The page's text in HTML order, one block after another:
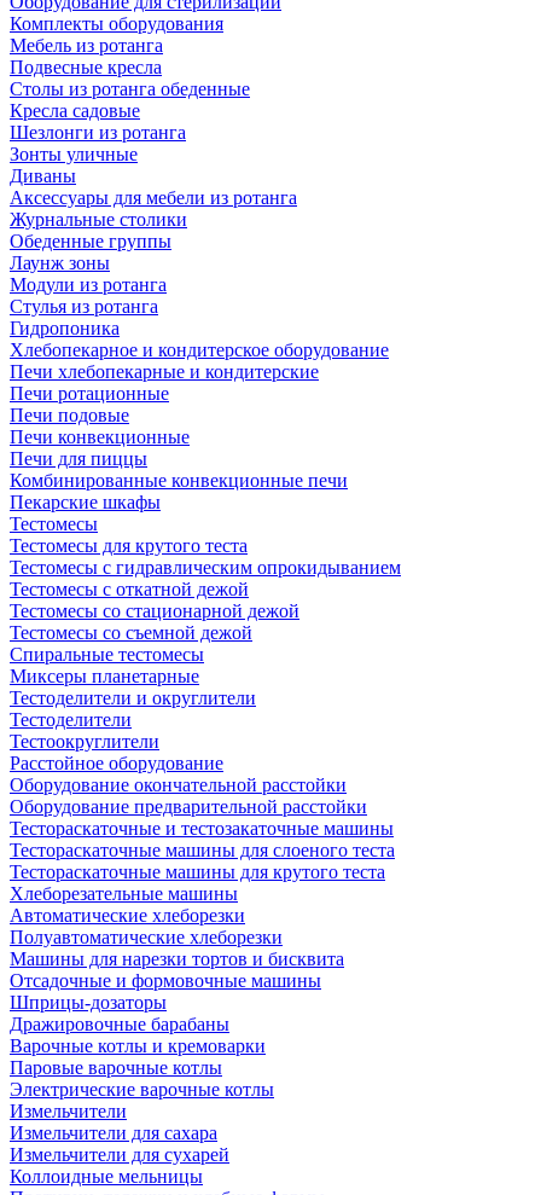
Комплекты оборудования
Мебель из ротанга
Подвесные кресла
Столы из ротанга обеденные
Кресла садовые
Шезлонги из ротанга
Зонты уличные
Диваны
Аксессуары для мебели из ротанга
Журнальные столики
Обеденные группы
Лаунж зоны
Модули из ротанга
Стулья из ротанга
Гидропоника
Хлебопекарное и кондитерское оборудование
Печи хлебопекарные и кондитерские
Печи ротационные
Печи подовые
Печи конвекционные
Печи для пиццы
Комбинированные конвекционные печи
Пекарские шкафы
Тестомесы
Тестомесы для крутого теста
Тестомесы с гидравлическим опрокидыванием
Тестомесы с откатной дежой
Тестомесы со стационарной дежой
Тестомесы со съемной дежой
Спиральные тестомесы
Миксеры планетарные
Тестоделители и округлители
Тестоделители
Тестоокруглители
Расстойное оборудование
Оборудование окончательной расстойки
Оборудование предварительной расстойки
Тестораскаточные и тестозакаточные машины
Тестораскаточные машины для слоеного теста
Тестораскаточные машины для крутого теста
Хлеборезательные машины
Автоматические хлеборезки
Полуавтоматические хлеборезки
Машины для нарезки тортов и бисквита
Отсадочные и формовочные машины
Шприцы-дозаторы
Дражировочные барабаны
Варочные котлы и кремоварки
Паровые варочные котлы
Электрические варочные котлы
Измельчители
Измельчители для сахара
Измельчители для сухарей
Коллоидные мельницы